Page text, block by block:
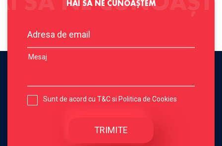
HAI SĂ NE CUNOAȘTEM
Sunt de acord cu T&Csi Politica de Cookies